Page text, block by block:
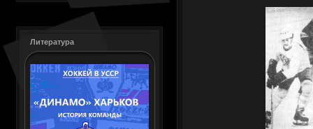
Литература